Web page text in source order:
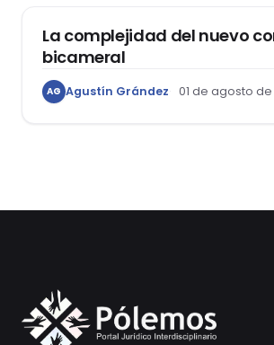
La complejidad del nuevo
bicameral
AG Agustín Grández 01 de agosto de